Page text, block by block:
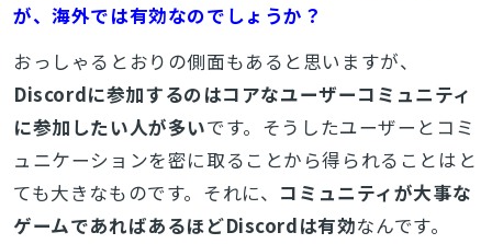
が、海外では有効なのでしょうか？
おっしゃるとおりの側面もあると思いますが、
Discordに参加するのはコアなユーザーコミュニティ
に参加したい人が多いです。そうしたユーザーとコミ
ュニケーションを密に取ることから得られることはと
ても大きなものです。それに、 コミュニティが大事な
ゲームであればあるほどDiscordは有効なんです。